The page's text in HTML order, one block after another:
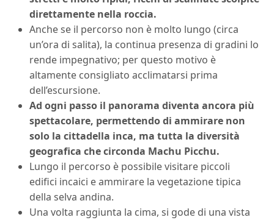
direttamente nella roccia.
Anche se il percorso non è molto lungo (circa
un’ora di salita), la continua presenza di gradini lo
rende impegnativo; per questo motivo è
altamente consigliato acclimatarsi prima
dell’escursione.
Ad ogni passo il panorama diventa ancora più
spettacolare, permettendo di ammirare non
solo la cittadella inca, ma tutta la diversità
geografica che circonda Machu Picchu.
Lungo il percorso è possibile visitare piccoli
edifici incaici e ammirare la vegetazione tipica
della selva andina.
Una volta raggiunta la cima, si gode di una vista